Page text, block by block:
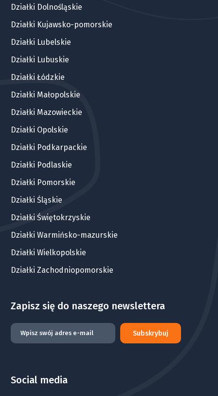
Działki Dolnośląskie
Działki Kujawsko-pomorskie
Działki Lubelskie
Działki Lubuskie
Działki Łódzkie
Działki Małopolskie
Działki Mazowieckie
Działki Opolskie
Działki Podkarpackie
Działki Podlaskie
Działki Pomorskie
Działki Śląskie
Działki Świętokrzyskie
Działki Warmińsko-mazurskie
Działki Wielkopolskie
Działki Zachodniopomorskie
Zapisz się do naszego newslettera
Subskrybuj
Social media